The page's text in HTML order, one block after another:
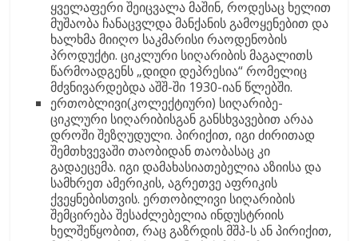
ყველაფერი შეიცვალა მაშინ, როდესაც ხელით
მუშაობა ჩანაცვლდა მანქანის გამოყენებით და
ხალხმა მიიღო საკმარისი რაოდენობის
პროდუქტი. ციკლური სიღარიბის მაგალითს
წარმოადგენს „დიდი დეპრესია“ რომელიც
მძვნივარდებდა აშშ-ში 1930-იან წლებში.
ერთობლივი(კოლექტიური) სიღარიბე-
ციკლური სიღარიბისგან განსხვავებით არაა
დროში შეზღუდული. პირიქით, იგი ძირითად
შემთხვევაში თაობიდან თაობასაც კი
გადაეცემა. იგი დამახასიათებელია აზიისა და
სამხრეთ ამერიკის, აგრეთვე აფრიკის
ქვეყნებისთვის. ერთობილივი სიღარიბის
შემცირება შესაძლებელია ინდუსტრიის
ხელშეწყობით, რაც გაზრდის მშპ-ს ან პირიქით,